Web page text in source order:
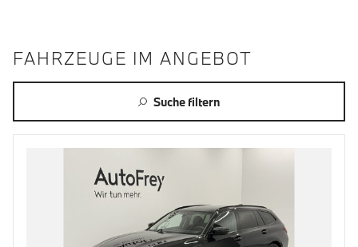
FAHRZEUGE IM ANGEBOT
Suche filtern